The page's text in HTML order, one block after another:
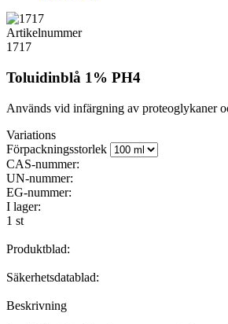
Artikelnummer
1717
Toluidinblå 1% PH4
Används vid infärgning av proteoglykaner
Variations
Förpackningsstorlek
CAS-nummer:
UN-nummer:
EG-nummer:
I lager:
1 st
Produktblad:
Säkerhetsdatablad:
Beskrivning